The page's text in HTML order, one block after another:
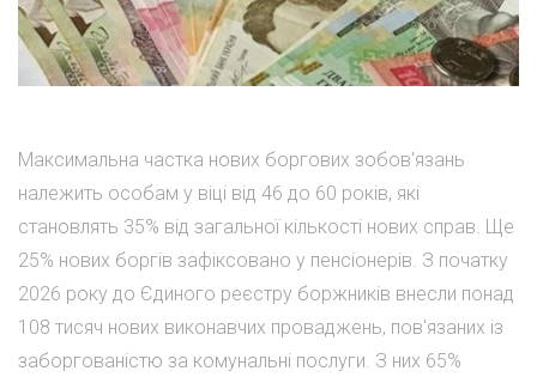
Максимальна частка нових боргових зобов'язань
належить особам у віці від 46 до 60 років, які
становлять 35% від загальної кількості нових справ. Ще
25% нових боргів зафіксовано у пенсіонерів. З початку
2026 року до Єдиного реєстру боржників внесли понад
108 тисяч нових виконавчих проваджень, пов'язаних із
заборгованістю за комунальні послуги. З них 65%